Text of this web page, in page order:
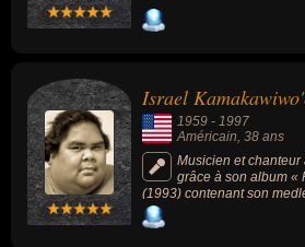
Israel
1959 - 1997
Américain, 38 ans
Musicien et
grâce à son album «
(1993) contenant son
Rainbow / What a
ukulélé et qui fut repris